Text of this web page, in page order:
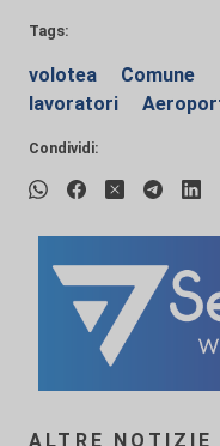
Tags:
volotea Comune
lavoratori
Condividi:
ALTRE NOTIZIE